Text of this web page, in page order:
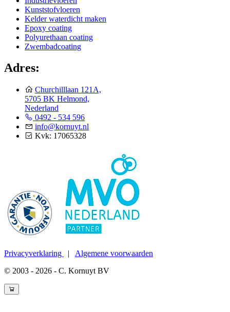
Kunststofvloeren
Kelder waterdicht maken
Epoxy coating
Polyurethaan coating
Zwembadcoating
Adres:
Churchilllaan 121A,
5705 BK Helmond,
Nederland
0492 - 534 596
info@kornuyt.nl
Kvk: 17065328
Privacyverklaring | Algemene voorwaarden
© 2003 - 2026 - C. Kornuyt BV